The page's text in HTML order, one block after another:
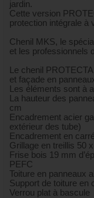
jardin.
Cette version
protection intégrale à
Chenil MKS, le
et les professionnels
Le chenil
et façade en
Les éléments sont à
La hauteur des
cm
Encadrement acier
extérieur des tube)
Encadrement en
Grillage en treillis 50
Frise bois 19 mm
PEFC
Toiture en panneaux
Support de toiture en
Verrou plat à bascule